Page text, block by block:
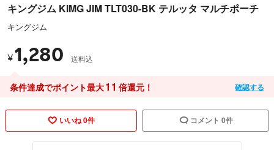
キングジム KIMG JIM TLT030-BK テルッタ マルチポーチ
キングジム
¥1,280 送料込
条件達成でポイント最大11 倍還元！ 確認する
いいね 0件 コメント 0件